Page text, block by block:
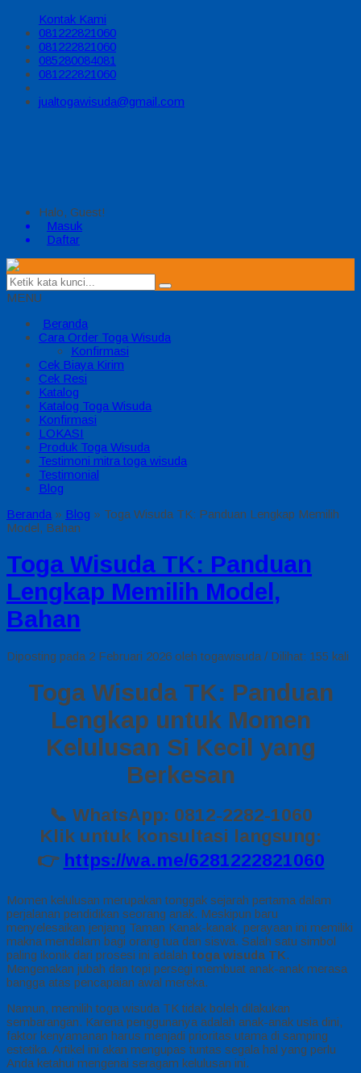
Kontak Kami
081222821060
081222821060
085280084081
081222821060
jualtogawisuda@gmail.com
Halo, Guest!
Masuk
Daftar
MENU
Beranda
Cara Order Toga Wisuda
Konfirmasi
Cek Biaya Kirim
Cek Resi
Katalog
Katalog Toga Wisuda
Konfirmasi
LOKASI
Produk Toga Wisuda
Testimoni mitra toga wisuda
Testimonial
Blog
Beranda » Blog » Toga Wisuda TK: Panduan Lengkap Memilih
Model, Bahan
Toga Wisuda TK: Panduan
Lengkap Memilih Model,
Bahan
Diposting pada 2 Februari 2026 oleh togawisuda / Dilihat: 155 kali
Toga Wisuda TK: Panduan
Lengkap untuk Momen
Kelulusan Si Kecil yang
Berkesan
📞 WhatsApp: 0812-2282-1060
Klik untuk konsultasi langsung:
👉 https://wa.me/6281222821060
Momen kelulusan merupakan tonggak sejarah pertama dalam
perjalanan pendidikan seorang anak. Meskipun baru
menyelesaikan jenjang Taman Kanak-kanak, perayaan ini memiliki
makna mendalam bagi orang tua dan siswa. Salah satu simbol
paling ikonik dari prosesi ini adalah toga wisuda TK.
Mengenakan jubah dan topi persegi membuat anak-anak merasa
bangga atas pencapaian awal mereka.
Namun, memilih toga wisuda TK tidak boleh dilakukan
sembarangan. Karena penggunanya adalah anak-anak usia dini,
faktor kenyamanan harus menjadi prioritas utama di samping
estetika. Artikel ini akan mengupas tuntas segala hal yang perlu
Anda ketahui mengenai seragam kelulusan ini.